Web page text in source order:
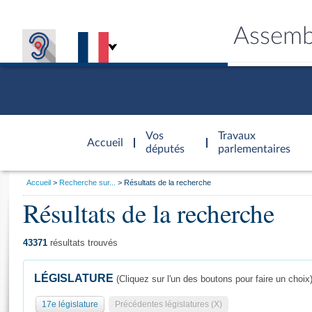
Accueil
d'accueil
Vos
députés
Travaux
parlementaires
Général
Vous
Accueil Recherche sur... Résultats de la recherche
Résultats de la recherche
43371 résultats trouvés
LÉGISLATURE (Cliquez sur l'un des boutons pour faire un choix)
17e législature Précédentes législatures (X)